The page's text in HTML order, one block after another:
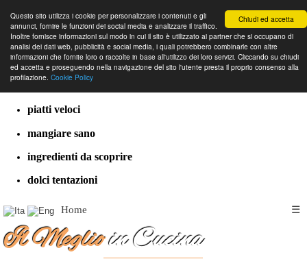
Chiudi ed accetta
Questo sito utilizza i cookie per personalizzare i contenuti e gli
annunci, fornire le funzioni dei social media e analizzare il traffico.
Inoltre fornisce informazioni sul modo in cui il sito è utilizzato ai partner che si occupano di
analisi dei dati web, pubblicità e social media, i quali potrebbero combinarle con altre
informazioni che fornite loro o raccolte in base all'utilizzo dei loro servizi. Cliccando su chiudi
ed accetta e proseguendo nella navigazione del sito l'utente presta il proprio consenso alla
profilazione. Cookie Policy
cucina dal mondo
ricette classiche
piatti veloci
mangiare sano
ingredienti da scoprire
dolci tentazioni
Home ☰
Il Meglioin Cucina